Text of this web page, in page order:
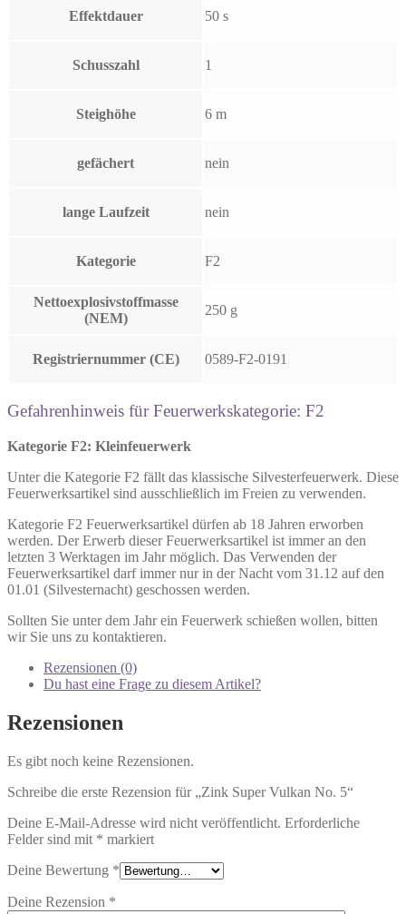
Effektdauer 50 s
Schusszahl 1
Steighöhe 6 m
gefächert nein
lange Laufzeit nein
Kategorie F2
Nettoexplosivstoffmasse
(NEM)
250 g
Registriernummer (CE) 0589-F2-0191
Gefahrenhinweis für Feuerwerkskategorie: F2
Kategorie F2: Kleinfeuerwerk
Unter die Kategorie F2 fällt das klassische Silvesterfeuerwerk. Diese
Feuerwerksartikel sind ausschließlich im Freien zu verwenden.
Kategorie F2 Feuerwerksartikel dürfen ab 18 Jahren erworben
werden. Der Erwerb dieser Feuerwerksartikel ist immer an den
letzten 3 Werktagen im Jahr möglich. Das Verwenden der
Feuerwerksartikel darf immer nur in der Nacht vom 31.12 auf den
01.01 (Silvesternacht) geschossen werden.
Sollten Sie unter dem Jahr ein Feuerwerk schießen wollen, bitten
wir Sie uns zu kontaktieren.
Rezensionen (0)
Du hast eine Frage zu diesem Artikel?
Rezensionen
Es gibt noch keine Rezensionen.
Schreibe die erste Rezension für „Zink Super Vulkan No. 5“
Deine E-Mail-Adresse wird nicht veröffentlicht. Erforderliche
Felder sind mit * markiert
Deine Bewertung *
Deine Rezension *